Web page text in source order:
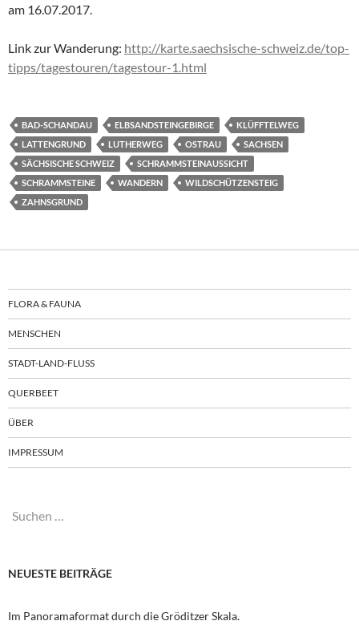
am 16.07.2017.
Link zur Wanderung: http://karte.saechsische-schweiz.de/top-
tipps/tagestouren/tagestour-1.html
BAD-SCHANDAU ELBSANDSTEINGEBIRGE
KLÜFFTELWEG
LATTENGRUND
LUTHERWEG OSTRAU
SACHSEN
SÄCHSISCHE SCHWEIZ
SCHRAMMSTEINAUSSICHT
SCHRAMMSTEINE
WANDERN
WILDSCHÜTZENSTEIG
ZAHNSGRUND
FLORA & FAUNA
MENSCHEN
STADT-LAND-FLUSS
QUERBEET
ÜBER
IMPRESSUM
Suchen
NEUESTE BEITRÄGE
Im Panoramaformat durch die Gröditzer Skala.